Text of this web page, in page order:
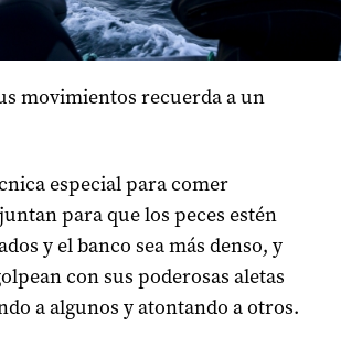
movimientos recuerda a un
especial para comer
para que los peces estén
y el banco sea más denso, y
con sus poderosas aletas
a algunos y atontando a otros.